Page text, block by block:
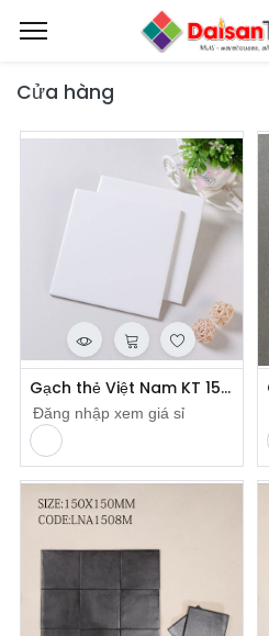
Cửa hàng
Gạch thẻ Việt Nam KT 150x150mm trắng bóng loại 1 mã STA150150
Đăng nhập xem giá sỉ